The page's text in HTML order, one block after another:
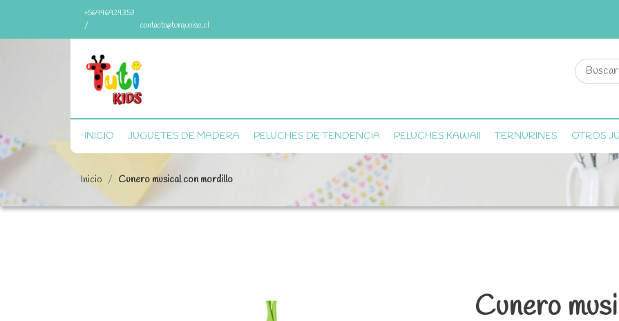
+56946924353
/
contacto@turquoise.cl
INICIO JUGUETES DE MADERA PELUCHES DE TENDENCIA PELUCHES KAWAII TERNURINES OTROS
Inicio Cunero musical con mordillo
Cunero